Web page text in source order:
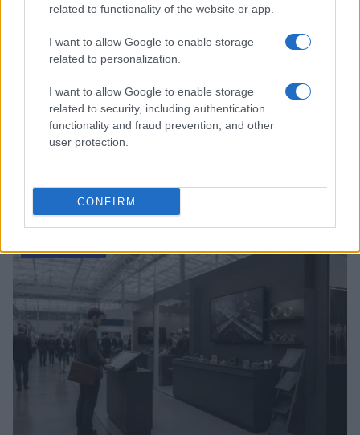
related to functionality of the website or app.
I want to allow Google to enable storage
related to personalization.
I want to allow Google to enable storage
related to security, including authentication
functionality and fraud prevention, and other
user protection.
CONFIRM
Edoardo Marchesi · 9 Ago 2026
FIERE E EVENTI